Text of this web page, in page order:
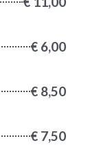
€ 6,00
€ 8,50
€ 7,50